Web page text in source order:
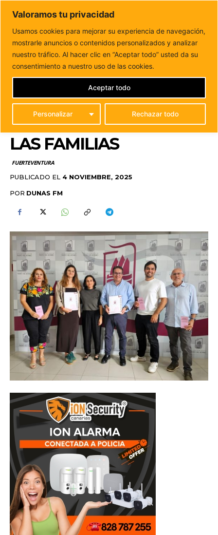
Valoramos tu privacidad
Usamos cookies para mejorar su experiencia de navegación,
mostrarle anuncios o contenidos personalizados y analizar
nuestro tráfico. Al hacer clic en “Aceptar todo” usted da su
consentimiento a nuestro uso de las cookies.
Personalizar Rechazar todo
Aceptar todo
DUNAS FM
Tu informacion de forma cercana
Inicio FUERTEVENTURA
Puerto del Rosario reactiva el
servicio de apoyo psicosocial para la infancia...
PUERTO DEL ROSARIO
REACTIVA EL SERVICIO
DE APOYO PSICOSOCIAL
PARA LA INFANCIA Y
LAS FAMILIAS
FUERTEVENTURA
PUBLICADO EL 4 NOVIEMBRE, 2025
POR DUNAS FM